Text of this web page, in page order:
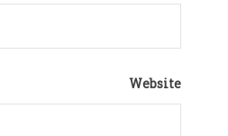
Website